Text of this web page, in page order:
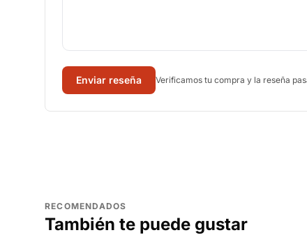
Enviar reseña Verificamos tu compra y la reseña
RECOMENDADOS
También te puede gustar